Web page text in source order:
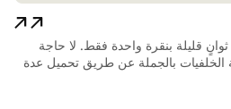
قليلة بنقرة واحدة فقط. لا حاجة
الخلفيات بالجملة عن طريق تحميل عدة